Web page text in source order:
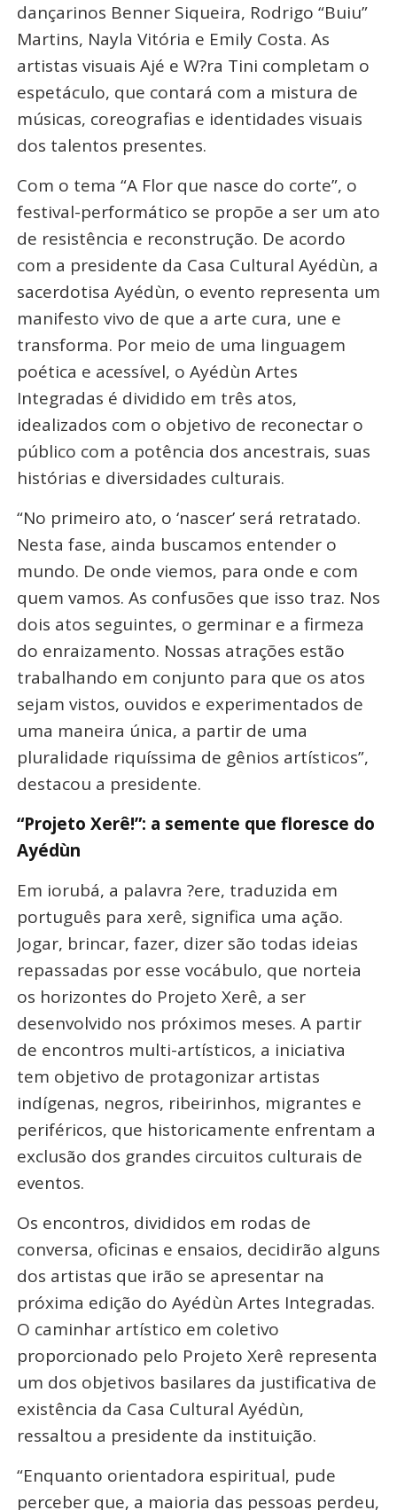
dançarinos Benner Siqueira, Rodrigo “Buiu”
Martins, Nayla Vitória e Emily Costa. As
artistas visuais Ajé e W?ra Tini completam o
espetáculo, que contará com a mistura de
músicas, coreografias e identidades visuais
dos talentos presentes.
Com o tema “A Flor que nasce do corte”, o
festival-performático se propõe a ser um ato
de resistência e reconstrução. De acordo
com a presidente da Casa Cultural Ayédùn, a
sacerdotisa Ayédùn, o evento representa um
manifesto vivo de que a arte cura, une e
transforma. Por meio de uma linguagem
poética e acessível, o Ayédùn Artes
Integradas é dividido em três atos,
idealizados com o objetivo de reconectar o
público com a potência dos ancestrais, suas
histórias e diversidades culturais.
“No primeiro ato, o ‘nascer’ será retratado.
Nesta fase, ainda buscamos entender o
mundo. De onde viemos, para onde e com
quem vamos. As confusões que isso traz. Nos
dois atos seguintes, o germinar e a firmeza
do enraizamento. Nossas atrações estão
trabalhando em conjunto para que os atos
sejam vistos, ouvidos e experimentados de
uma maneira única, a partir de uma
pluralidade riquíssima de gênios artísticos”,
destacou a presidente.
“Projeto Xerê!”: a semente que floresce do
Ayédùn
Em iorubá, a palavra ?ere, traduzida em
português para xerê, significa uma ação.
Jogar, brincar, fazer, dizer são todas ideias
repassadas por esse vocábulo, que norteia
os horizontes do Projeto Xerê, a ser
desenvolvido nos próximos meses. A partir
de encontros multi-artísticos, a iniciativa
tem objetivo de protagonizar artistas
indígenas, negros, ribeirinhos, migrantes e
periféricos, que historicamente enfrentam a
exclusão dos grandes circuitos culturais de
eventos.
Os encontros, divididos em rodas de
conversa, oficinas e ensaios, decidirão alguns
dos artistas que irão se apresentar na
próxima edição do Ayédùn Artes Integradas.
O caminhar artístico em coletivo
proporcionado pelo Projeto Xerê representa
um dos objetivos basilares da justificativa de
existência da Casa Cultural Ayédùn,
ressaltou a presidente da instituição.
“Enquanto orientadora espiritual, pude
perceber que, a maioria das pessoas perdeu,